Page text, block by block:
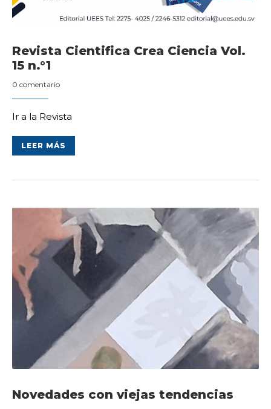
Revista Cientifica Crea Ciencia Vol.
15 n.°1
0 comentario
Ir a la Revista
LEER MÁS
Novedades con viejas tendencias